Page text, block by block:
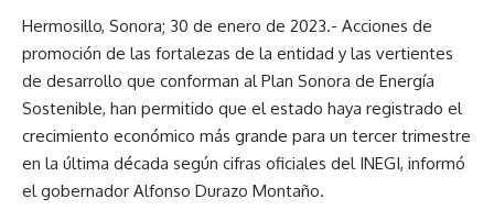
Hermosillo, Sonora; 30 de enero de 2023.- Acciones de
promoción de las fortalezas de la entidad y las vertientes
de desarrollo que conforman al Plan Sonora de Energía
Sostenible, han permitido que el estado haya registrado el
crecimiento económico más grande para un tercer trimestre
en la última década según cifras oficiales del INEGI, informó
el gobernador Alfonso Durazo Montaño.